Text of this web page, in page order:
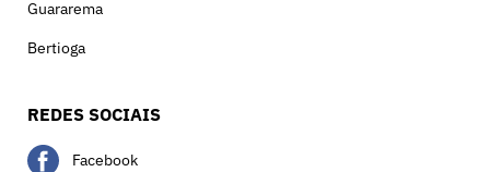
Guararema
Bertioga
REDES SOCIAIS
Facebook